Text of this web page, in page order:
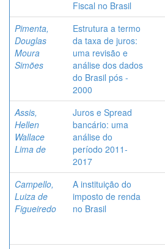
Fiscal no Brasil
Pimenta,
Douglas
Moura
Simões
Estrutura a termo
da taxa de juros:
uma revisão e
análise dos dados
do Brasil pós -
2000
Assis,
Hellen
Wallace
Lima de
Juros e Spread
bancário: uma
análise do
período 2011-
2017
Campello,
Luiza de
Figueiredo
A instituição do
imposto de renda
no Brasil